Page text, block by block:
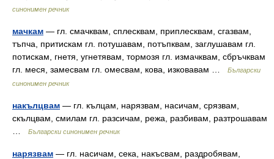
синонимен речник
мачкам — гл. смачквам, сплесквам, приплесквам, сгазвам,
тъпча, притискам гл. потушавам, потъпквам, заглушавам гл.
потискам, гнетя, угнетявам, тормозя гл. измачквам, сбръчквам
гл. меся, замесвам гл. омесвам, кова, изковавам …
Български
синонимен речник
накълцвам — гл. кълцам, нарязвам, насичам, срязвам,
скълцвам, смилам гл. разсичам, режа, разбивам, разтрошавам
Български синонимен речник
нарязвам — гл. насичам, сека, накъсвам, раздробявам,